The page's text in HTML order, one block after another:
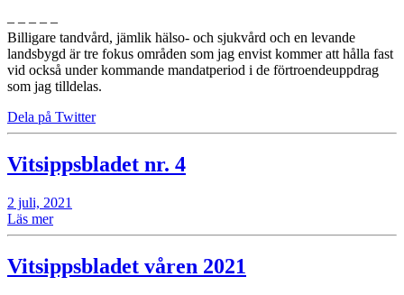
– – – – –
Billigare tandvård, jämlik hälso- och sjukvård och en levande
landsbygd är tre fokus områden som jag envist kommer att hålla fast
vid också under kommande mandatperiod i de förtroendeuppdrag
som jag tilldelas.
Dela på Twitter
Vitsippsbladet nr. 4
2 juli, 2021
Läs mer
Vitsippsbladet våren 2021